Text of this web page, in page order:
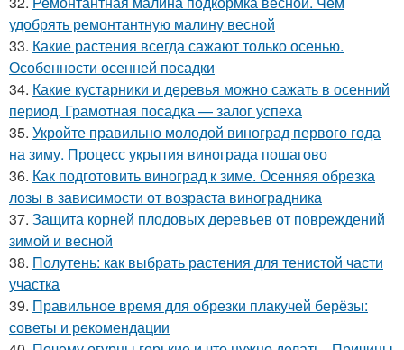
удобрять ремонтантную малину весной
33. Какие растения всегда сажают только осенью.
Особенности осенней посадки
34. Какие кустарники и деревья можно сажать в осенний
период. Грамотная посадка — залог успеха
35. Укройте правильно молодой виноград первого года
на зиму. Процесс укрытия винограда пошагово
36. Как подготовить виноград к зиме. Осенняя обрезка
лозы в зависимости от возраста виноградника
37. Защита корней плодовых деревьев от повреждений
зимой и весной
38. Полутень: как выбрать растения для тенистой части
участка
39. Правильное время для обрезки плакучей берёзы:
советы и рекомендации